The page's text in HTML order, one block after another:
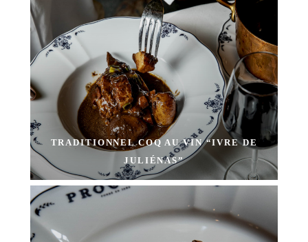
TRADITIONNEL COQ AU VIN “IVRE DE
JULIÉNAS”